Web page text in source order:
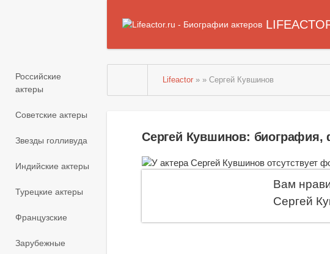
Российские
актеры
Советские актеры
Звезды голливуда
Индийские актеры
Турецкие актеры
Французские
Зарубежные
Lifeactor » » Сергей Кувшинов
Сергей Кувшинов:
Вам
Сергей